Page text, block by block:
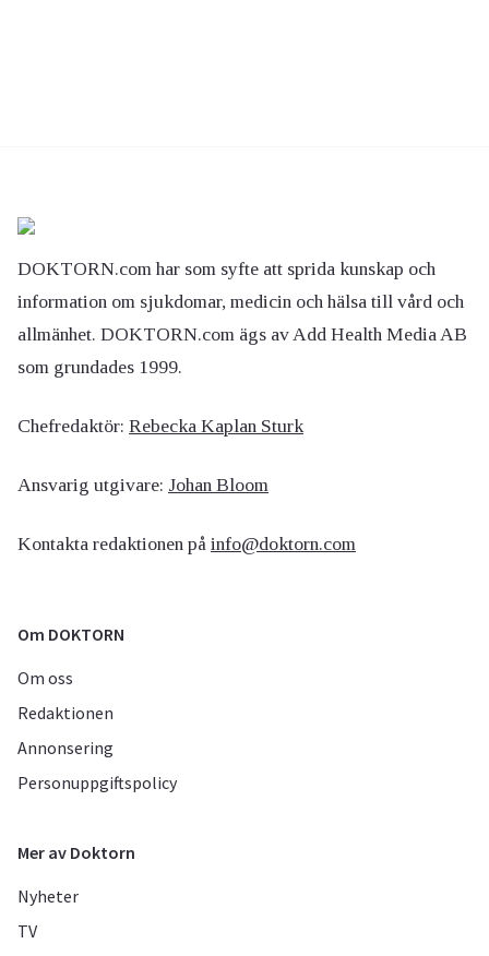
DOKTORN.com har som syfte att sprida kunskap och
information om sjukdomar, medicin och hälsa till vård och
allmänhet. DOKTORN.com ägs av Add Health Media AB
som grundades 1999.
Chefredaktör: Rebecka Kaplan Sturk
Ansvarig utgivare: Johan Bloom
Kontakta redaktionen på info@doktorn.com
Om DOKTORN
Om oss
Redaktionen
Annonsering
Personuppgiftspolicy
Mer av Doktorn
Nyheter
TV